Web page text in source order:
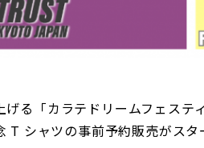
る「カラテドリームフェステ
T シャツの事前予約販売がスタ